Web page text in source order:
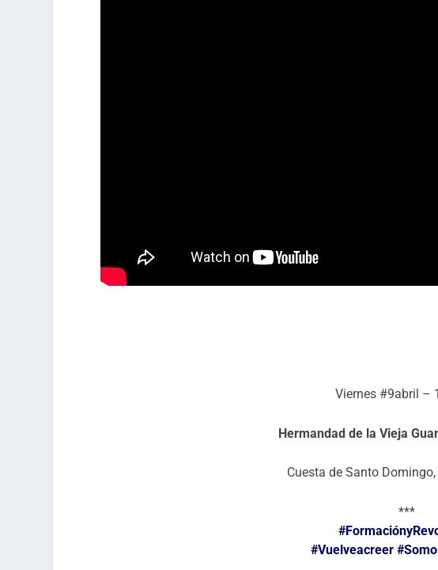
Viernes #9abril –
Hermandad de la Vieja
Cuesta de Santo
***
#Vuelveacreer